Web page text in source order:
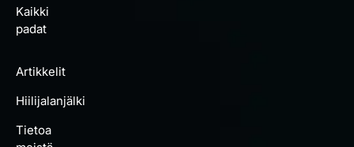
Kaikki
padat
Artikkelit
Hiilijalanjälki
Tietoa